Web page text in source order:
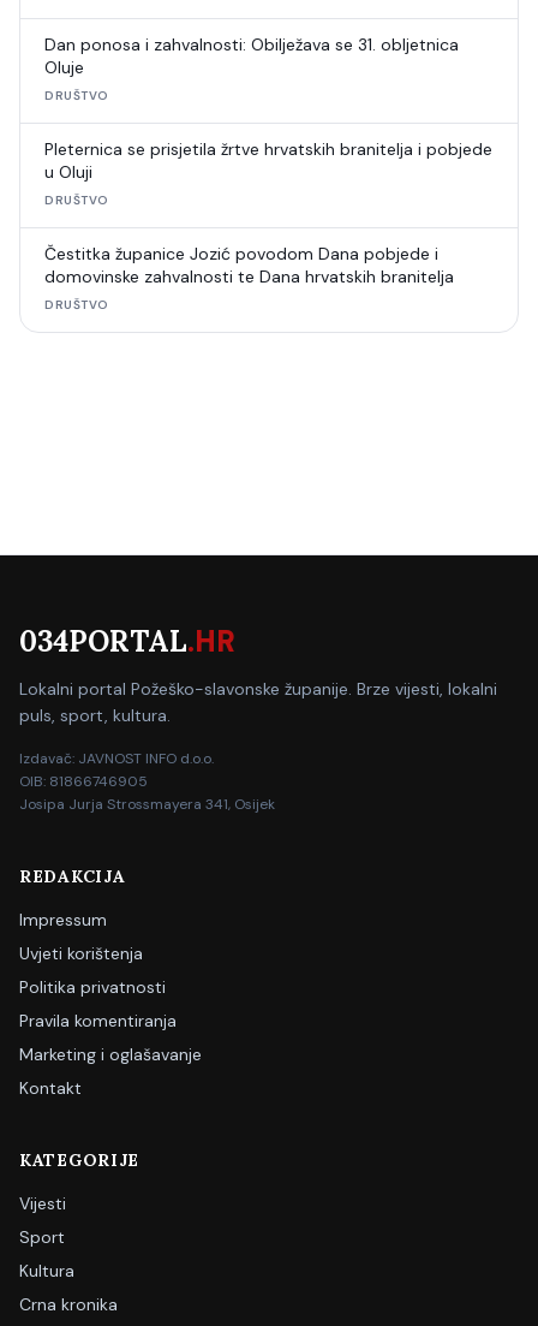
Dan ponosa i zahvalnosti: Obilježava se 31. obljetnica
Oluje
DRUŠTVO
Pleternica se prisjetila žrtve hrvatskih branitelja i pobjede
u Oluji
DRUŠTVO
Čestitka županice Jozić povodom Dana pobjede i
domovinske zahvalnosti te Dana hrvatskih branitelja
DRUŠTVO
034PORTAL.HR
Lokalni portal Požeško-slavonske županije. Brze vijesti, lokalni
puls, sport, kultura.
Izdavač: JAVNOST INFO d.o.o.
OIB: 81866746905
Josipa Jurja Strossmayera 341, Osijek
REDAKCIJA
Impressum
Uvjeti korištenja
Politika privatnosti
Pravila komentiranja
Marketing i oglašavanje
Kontakt
KATEGORIJE
Vijesti
Sport
Kultura
Crna kronika